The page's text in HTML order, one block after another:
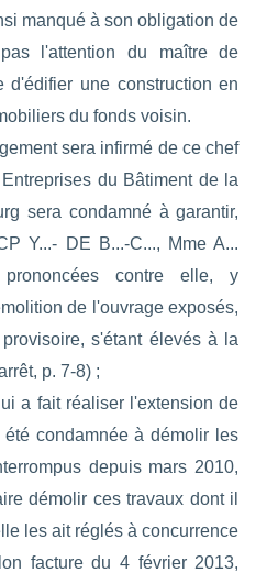
manqué à son obligation de
l'attention du maître de
d'édifier une construction en
du fonds voisin.
sera infirmé de ce chef
du Bâtiment de la
sera condamné à garantir,
Y...- DE B...-C..., Mme A...
prononcées contre elle, y
de l'ouvrage exposés,
s'étant élevés à la
p. 7-8) ;
a fait réaliser l'extension de
condamnée à démolir les
depuis mars 2010,
démolir ces travaux dont il
les ait réglés à concurrence
facture du 4 février 2013,